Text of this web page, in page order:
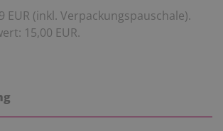
EUR (inkl. Verpackungspauschale).
15,00 EUR.